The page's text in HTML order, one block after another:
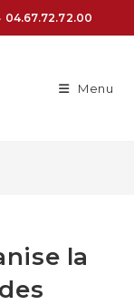
04.67.72.72.00
Menu
la